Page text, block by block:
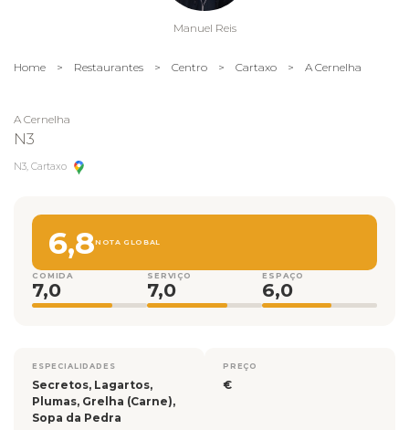
Manuel Reis
Home > Restaurantes > Centro > Cartaxo > A Cernelha
A Cernelha
N3
N3, Cartaxo
6,8NOTA GLOBAL
COMIDA
7,0
SERVIÇO
7,0
ESPAÇO
6,0
ESPECIALIDADES
Secretos, Lagartos,
Plumas, Grelha (Carne),
Sopa da Pedra
PREÇO
€